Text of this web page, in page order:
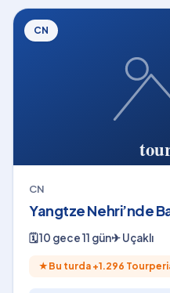
CN
CN
Yangtze Nehri’nde
🗓10 gece 11 gün✈Uçaklı
★ Bu turda +1.296